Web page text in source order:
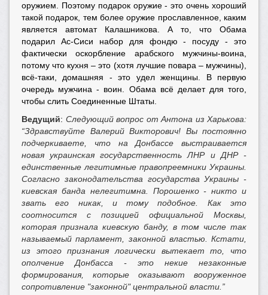
оружием. Поэтому подарок оружие - это очень хороший
такой подарок, тем более оружие прославленное, каким
является автомат Калашникова. А то, что Обама
подарил Ас-Сиси набор для фондю - посуду - это
фактически оскорбление арабского мужчины-воина,
потому что кухня – это (хотя лучшие повара – мужчины),
всё-таки, домашняя - это удел женщины. В первую
очередь мужчина - воин. Обама всё делает для того,
чтобы слить Соединенные Штаты.
Ведущий: Следующий вопрос от Антона из Харькова:
“Здравствуйте Валерий Викторович! Вы постоянно
подчеркиваете, что на Донбассе выстраивается
новая украинская государственность ЛНР и ДНР -
единственные легитимные правопреемники Украины.
Согласно законодательства государства Украины -
киевская банда нелегитимна. Порошенко - никто и
звать его никак, и тому подобное. Как это
соотносится с позицией официальной Москвы,
которая признала киевскую банду, в том числе так
называемый парламент, законной властью. Кстати,
из этого признания логически вытекает то, что
ополчение Донбасса - это некие незаконные
формирования, которые оказывают вооруженное
сопротивление "законной" центральной власти.”